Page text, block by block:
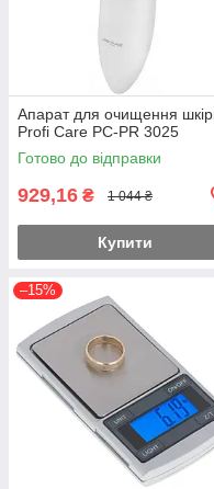
Апарат для очищення
Profi Care PC-PR 3025
Готово до відправки
929,16 ₴ 1 044 ₴
Купити
–15%